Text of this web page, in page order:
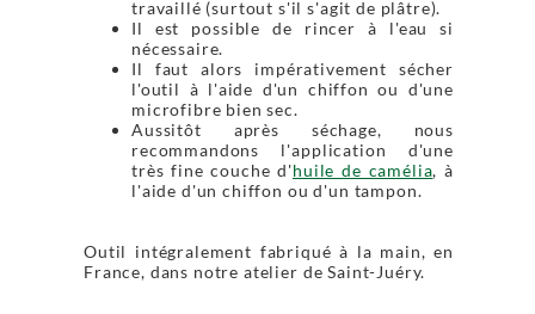
travaillé (surtout s'il s'agit de plâtre).
Il est possible de rincer à l'eau si
nécessaire.
Il faut alors impérativement sécher
l'outil à l'aide d'un chiffon ou d'une
microfibre bien sec.
Aussitôt après séchage, nous
recommandons l'application d'une
très fine couche d'huile de camélia, à
l'aide d'un chiffon ou d'un tampon.
Outil intégralement fabriqué à la main, en
France, dans notre atelier de Saint-Juéry.